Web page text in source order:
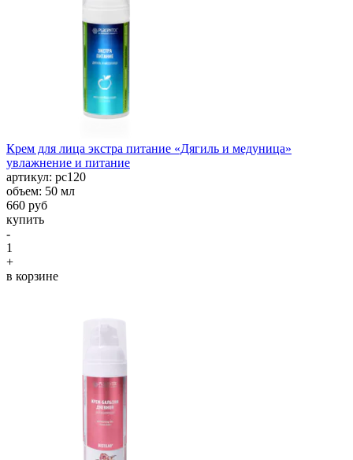
Крем для лица экстра питание «Дягиль и медуница»
увлажнение и питание
aртикул: рс120
объем: 50 мл
660 руб
купить
-
1
+
в корзине